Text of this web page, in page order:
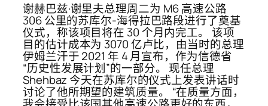
谢赫巴兹·谢里夫总理周二为 M6 高速公路
306 公里的苏库尔-海得拉巴路段进行了奠基
仪式，称该项目将在 30 个月内完工。 该项
目的估计成本为 3070 亿卢比，由当时的总理
伊姆兰汗于 2021 年 4 月宣布，作为信德省
“历史性发展计划”的一部分。 现任总理
Shehbaz 今天在苏库尔的仪式上发表讲话时
讨论了他所期望的建筑质量。 “在质量方面，